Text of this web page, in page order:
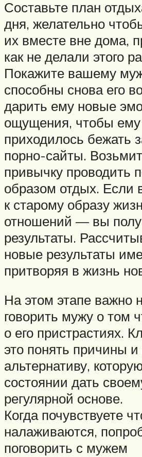
Составьте план
дня, желательно
их вместе вне дома,
как не делали этого
Покажите вашему
способны снова его
дарить ему новые
ощущения, чтобы
приходилось бежать
порно-сайты.
привычку проводить
образом отдых. Если
к старому образу
отношений — вы
результаты.
новые результаты
притворяя в жизнь
На этом этапе важно
говорить мужу о том
о его пристрастиях.
это понять причины
альтернативу,
состоянии дать
регулярной основе.
Когда почувствуете
налаживаются,
поговорить с мужем